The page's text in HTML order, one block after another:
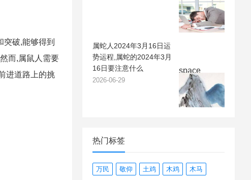
破,能够得到
而,属鼠人需要
进道路上的挑
space
属蛇人2024年3月16日运
势运程,属蛇的2024年3月
16日要注意什么
2026-06-29
热门标签
万民 敬仰 土鸡 木鸡 木马